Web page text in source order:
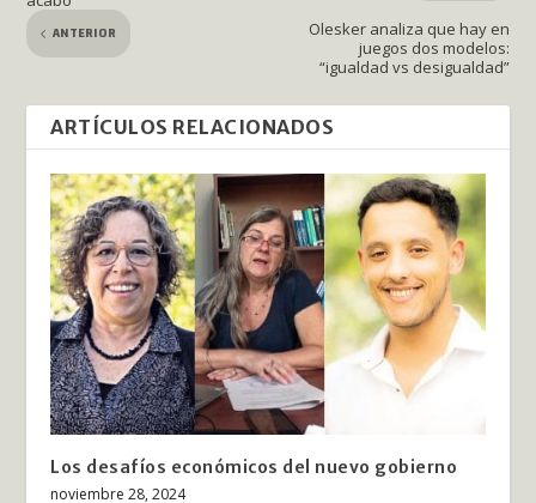
ANTERIOR
Olesker analiza que hay en
juegos dos modelos:
“igualdad vs desigualdad”
ARTÍCULOS RELACIONADOS
Los desafíos económicos del nuevo gobierno
noviembre 28, 2024